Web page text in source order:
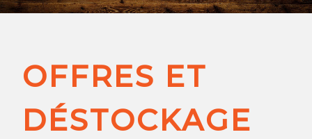
OFFRES ET
DÉSTOCKAGE